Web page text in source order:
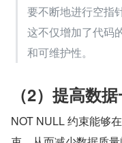
要不断地进行空指
这不仅增加了代码
和可维护性。
（2）提高数
NOT NULL 约束能够